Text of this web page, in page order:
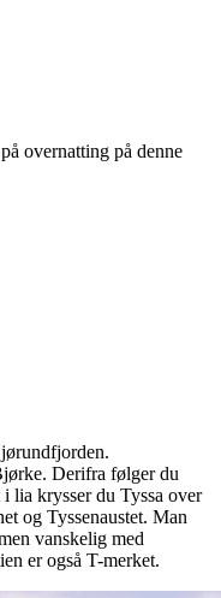
overnatting på denne
Derifra følger du
lia krysser du Tyssa over
og Tyssenaustet. Man
vanskelig med
er også T-merket.